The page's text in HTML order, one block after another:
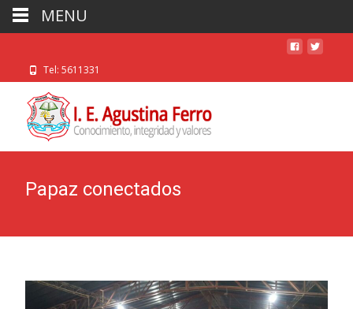
Tel: 5611331
Papaz conectados
MENU